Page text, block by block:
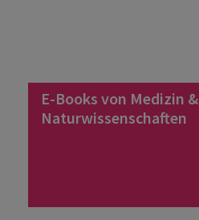
E-Books von Medizin &
Naturwissenschaften